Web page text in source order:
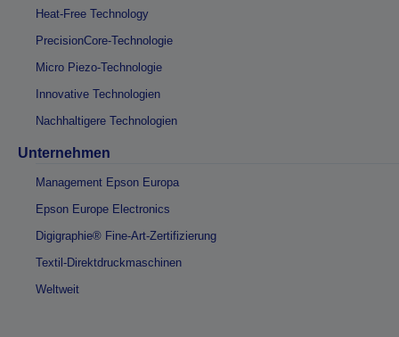
Heat-Free Technology
PrecisionCore-Technologie
Micro Piezo-Technologie
Innovative Technologien
Nachhaltigere Technologien
Unternehmen
Management Epson Europa
Epson Europe Electronics
Digigraphie® Fine-Art-Zertifizierung
Textil-Direktdruckmaschinen
Weltweit